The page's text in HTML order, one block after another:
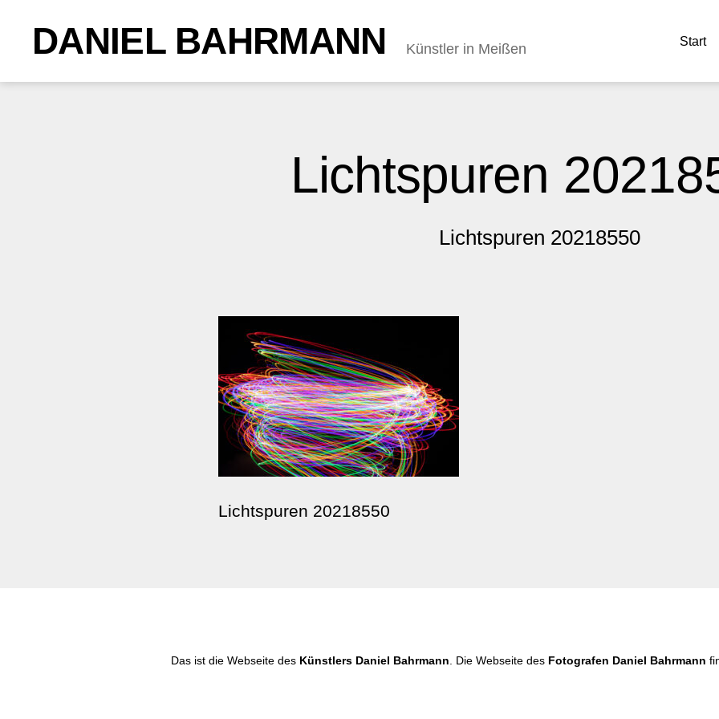
DANIEL BAHRMANN Künstler in Meißen Start
Lichtspuren
Lichtspuren 20218550
Lichtspuren 20218550
Das ist die Webseite des Künstlers Daniel Bahrmann. Die Webseite des Fotografen Daniel Bahrmann